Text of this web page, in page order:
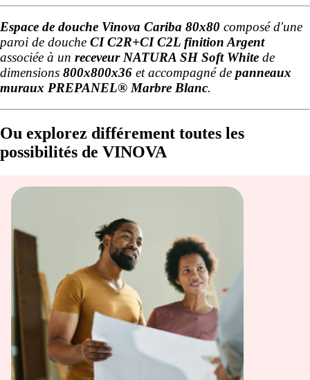
Espace de douche Vinova Cariba 80x80 composé d'une
paroi de douche CI C2R+CI C2L finition Argent
associée à un receveur NATURA SH Soft White de
dimensions 800x800x36 et accompagné de panneaux
muraux PREPANEL® Marbre Blanc.
Ou explorez différement toutes les
possibilités de VINOVA